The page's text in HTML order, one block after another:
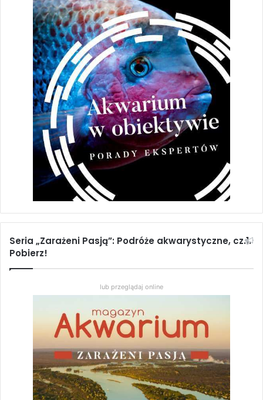
Seria „Zarażeni Pasją”: Podróże akwarystyczne, cz.1.
Pobierz!
lub przeglądaj online